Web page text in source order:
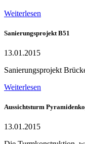
Weiterlesen
Sanierungsprojekt B51
13.01.2015
Sanierungsprojekt
Weiterlesen
Aussichtsturm
13.01.2015